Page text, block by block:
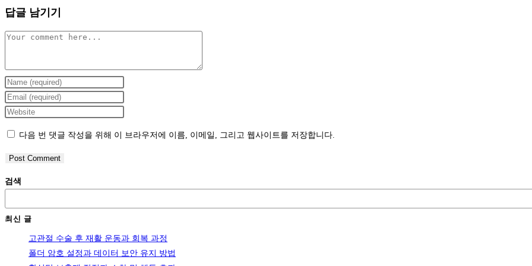
답글 남기기
Comment
Enter
your
name
username
to
Enter
your
address
to
Enter
website
URL
다음 번 댓글 작성을 위해 이 브라우저에 이름, 이메일, 그리고 웹사이트를 저장합니다.
검색
최신 글
고관절 수술 후 재활 운동과 회복 과정
폴더 암호 설정과 데이터 보안 유지 방법